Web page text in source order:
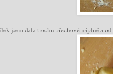
jsem dala trochu ořechové náplně a